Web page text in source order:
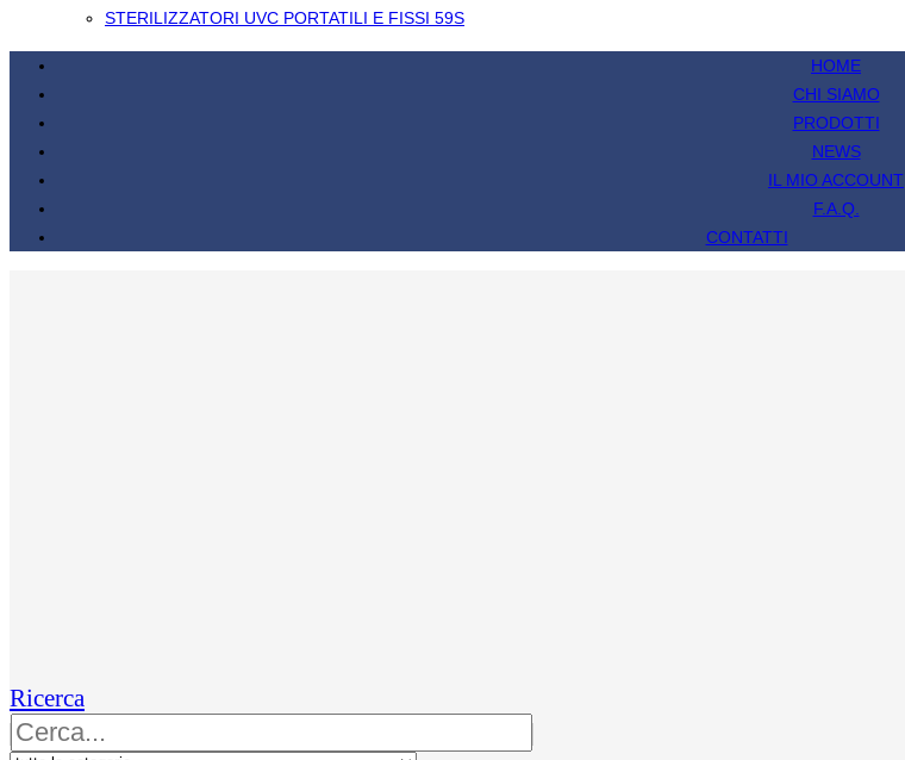
STERILIZZATORI UVC PORTATILI E FISSI 59S
HOME
CHI SIAMO
PRODOTTI
NEWS
IL MIO ACCOUNT
F.A.Q.
CONTATTI
Ricerca